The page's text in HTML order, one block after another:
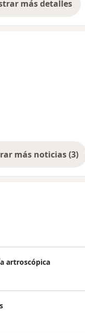
más detalles
sobre la
Mostrar más noticias (3)
artroscópica